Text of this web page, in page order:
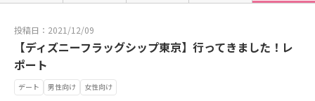
投稿日：2021/12/09
【ディズニーフラッグシップ東京】行ってきました！レ
ポート
デート 男性向け 女性向け